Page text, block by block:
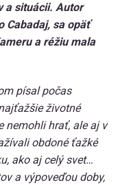
a situácii. Autor
Cabadaj, sa opäť
a réžiu mala
písal počas
životné
nemohli hrať, ale aj v
obdoné ťažké
ako aj celý svet…
a výpoveďou doby,